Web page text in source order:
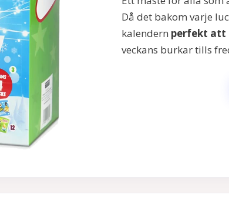
Då det bakom varje
kalendern perfekt att
veckans burkar tills